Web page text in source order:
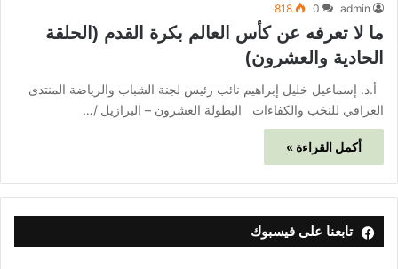
admin
0
818
ما لا تعرفه عن كأس العالم بكرة القدم (الحلقة
الحادية والعشرون)
أ.د. إسماعيل خليل إبراهيم نائب رئيس لجنة الشباب والرياضة المنتدى
العراقي للنخب والكفاءات البطولة العشرون – البرازيل /…
أكمل القراءة »
تابعنا على فيسبوك